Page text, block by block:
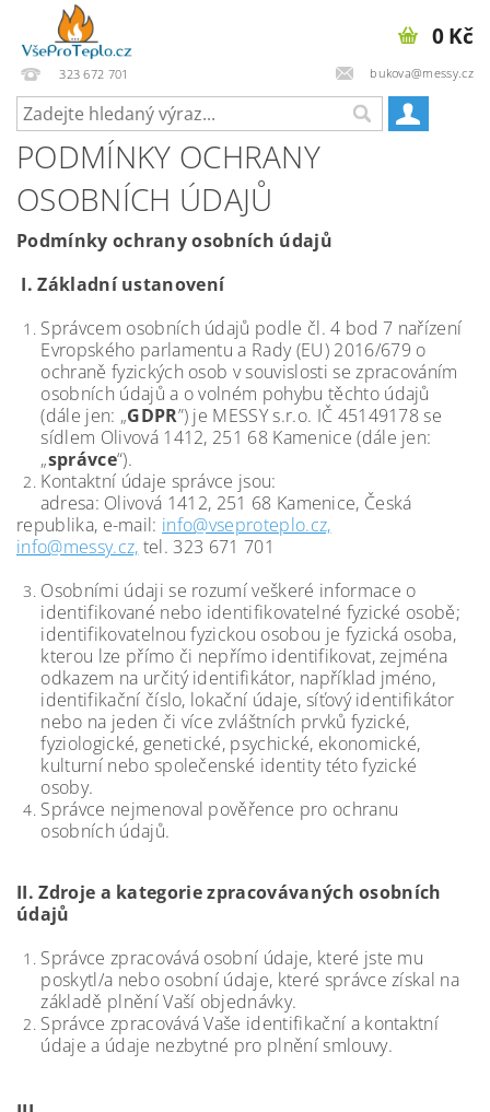
323 672 701 bukova@messy.cz
0 Kč
PODMÍNKY OCHRANY
OSOBNÍCH ÚDAJŮ
Podmínky ochrany osobních údajů
I.Základní ustanovení
Správcem osobních údajů podle čl. 4 bod 7 nařízení
Evropského parlamentu a Rady (EU) 2016/679 o
ochraně fyzických osob v souvislosti se zpracováním
osobních údajů a o volném pohybu těchto údajů
(dále jen: „GDPR”) je MESSY s.r.o. IČ 45149178 se
sídlem Olivová 1412, 251 68 Kamenice (dále jen:
„správce“).
Kontaktní údaje správce jsou:
adresa: Olivová 1412, 251 68 Kamenice, Česká
republika, e-mail: info@vseproteplo.cz,
info@messy.cz, tel. 323 671 701
Osobními údaji se rozumí veškeré informace o
identifikované nebo identifikovatelné fyzické osobě;
identifikovatelnou fyzickou osobou je fyzická osoba,
kterou lze přímo či nepřímo identifikovat, zejména
odkazem na určitý identifikátor, například jméno,
identifikační číslo, lokační údaje, síťový identifikátor
nebo na jeden či více zvláštních prvků fyzické,
fyziologické, genetické, psychické, ekonomické,
kulturní nebo společenské identity této fyzické
osoby.
Správce nejmenoval pověřence pro ochranu
osobních údajů.
II.Zdroje a kategorie zpracovávaných osobních
údajů
Správce zpracovává osobní údaje, které jste mu
poskytl/a nebo osobní údaje, které správce získal na
základě plnění Vaší objednávky.
Správce zpracovává Vaše identifikační a kontaktní
údaje a údaje nezbytné pro plnění smlouvy.